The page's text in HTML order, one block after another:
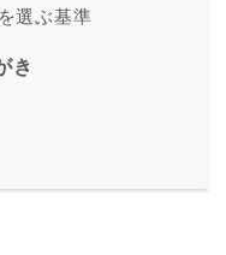
選ぶ基準
き